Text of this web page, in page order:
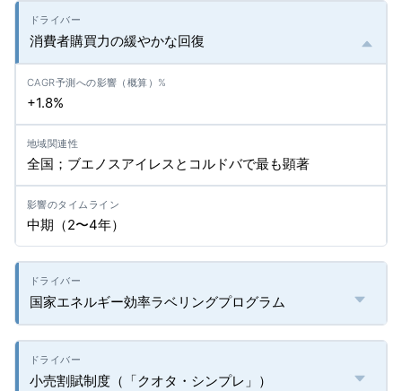
消費者購買力の緩やかな回復
+1.8%
全国；ブエノスアイレスとコルドバで最も顕著
中期（2〜4年）
国家エネルギー効率ラベリングプログラム
小売割賦制度（「クオタ・シンプレ」）